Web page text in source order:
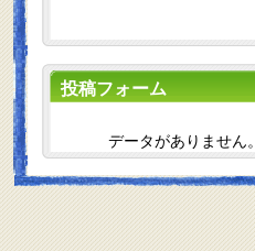
投稿フォーム
データがありません。